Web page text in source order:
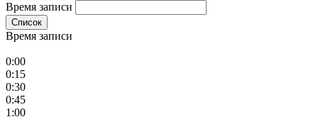
Время записи
Список
Время записи
0:00
0:15
0:30
0:45
1:00